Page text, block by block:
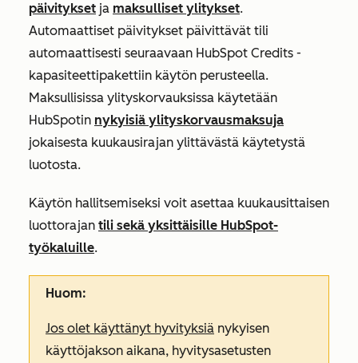
päivitykset ja maksulliset ylitykset.
Automaattiset päivitykset päivittävät tili
automaattisesti seuraavaan HubSpot Credits -
kapasiteettipakettiin käytön perusteella.
Maksullisissa ylityskorvauksissa käytetään
HubSpotin nykyisiä ylityskorvausmaksuja
jokaisesta kuukausirajan ylittävästä käytetystä
luotosta.
Käytön hallitsemiseksi voit asettaa kuukausittaisen
luottorajan tili sekä yksittäisille HubSpot-
työkaluille.
Huom:
Jos olet käyttänyt hyvityksiä nykyisen
käyttöjakson aikana, hyvitysasetusten